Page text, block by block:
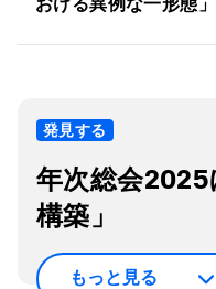
発見する
年次総会
構築」
もっと見る